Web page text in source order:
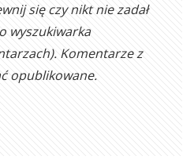
się czy nikt nie zadał
wyszukiwarka
Komentarze z
opublikowane.